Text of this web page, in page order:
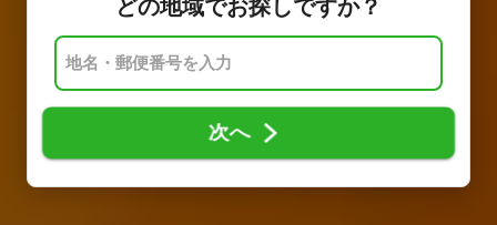
どの地域でお探しですか？
次へ